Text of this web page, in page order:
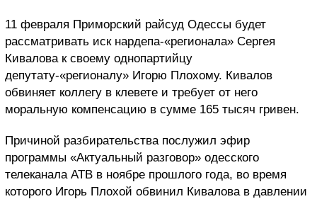
11 февраля Приморский райсуд Одессы будет
рассматривать иск нардепа-«регионала» Сергея
Кивалова к своему однопартийцу
депутату-«регионалу» Игорю Плохому. Кивалов
обвиняет коллегу в клевете и требует от него
моральную компенсацию в сумме 165 тысяч гривен.
Причиной разбирательства послужил эфир
программы «Актуальный разговор» одесского
телеканала АТВ в ноябре прошлого года, во время
которого Игорь Плохой обвинил Кивалова в давлении